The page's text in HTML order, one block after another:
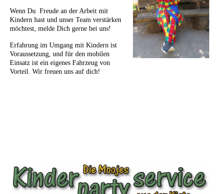
Wenn Du Freude an der Arbeit mit
Kindern hast und unser Team verstärken
möchtest, melde Dich gerne bei uns!
Erfahrung im Umgang mit Kindern ist
Voraussetzung, und für den mobilen
Einsatz ist ein eigenes Fahrzeug von
Vorteil. Wir freuen uns auf dich!